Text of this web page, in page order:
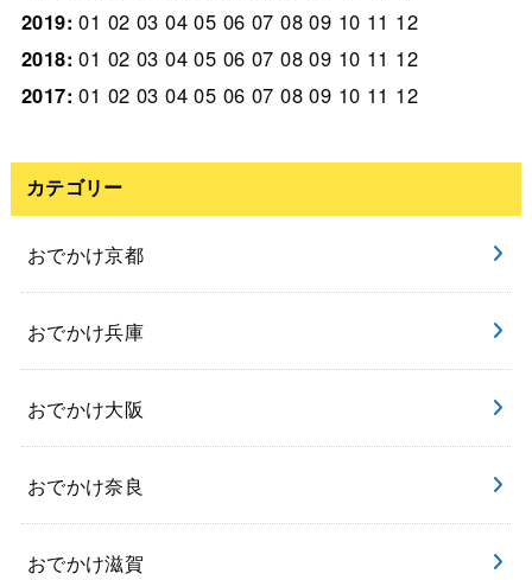
2019:01 02 03 04 05 06 07 08 09 10 11 12
2018:01 02 03 04 05 06 07 08 09 10 11 12
2017:01 02 03 04 05 06 07 08 09 10 11 12
カテゴリー
おでかけ京都
おでかけ兵庫
おでかけ大阪
おでかけ奈良
おでかけ滋賀